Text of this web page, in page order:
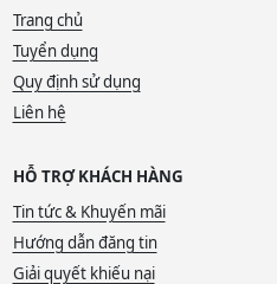
Trang chủ
Tuyển dụng
Quy định sử dụng
Liên hệ
HỖ TRỢ KHÁCH HÀNG
Tin tức & Khuyến mãi
Hướng dẫn đăng tin
Giải quyết khiếu nại